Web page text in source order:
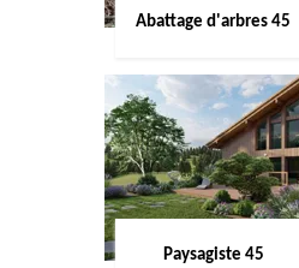
Abattage d'arbres 45
Paysagiste 45